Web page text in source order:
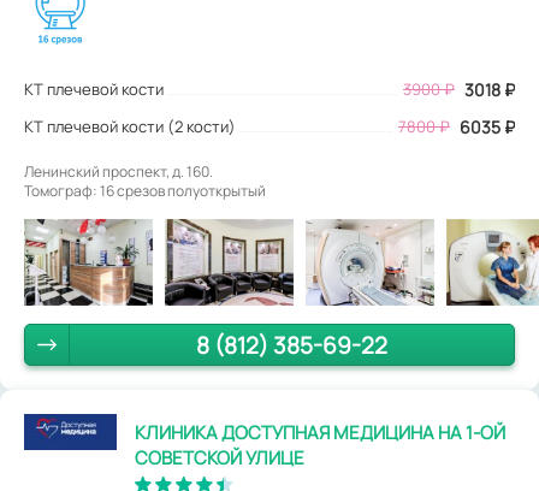
КТ плечевой кости 3900₽ 3018 ₽
КТ плечевой кости (2 кости) 7800 ₽ 6035 ₽
Ленинский проспект, д. 160.
Томограф: 16 срезов полуоткрытый
8 (812) 385-69-22
КЛИНИКА ДОСТУПНАЯ МЕДИЦИНА НА 1-ОЙ
СОВЕТСКОЙ УЛИЦЕ